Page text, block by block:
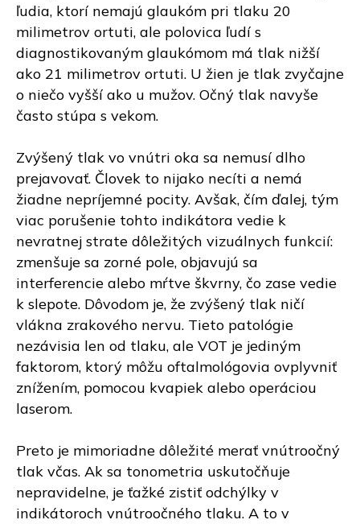
ľudia, ktorí nemajú glaukóm pri tlaku 20
milimetrov ortuti, ale polovica ľudí s
diagnostikovaným glaukómom má tlak nižší
ako 21 milimetrov ortuti. U žien je tlak zvyčajne
o niečo vyšší ako u mužov. Očný tlak navyše
často stúpa s vekom.
Zvýšený tlak vo vnútri oka sa nemusí dlho
prejavovať. Človek to nijako necíti a nemá
žiadne nepríjemné pocity. Avšak, čím ďalej, tým
viac porušenie tohto indikátora vedie k
nevratnej strate dôležitých vizuálnych funkcií:
zmenšuje sa zorné pole, objavujú sa
interferencie alebo mŕtve škvrny, čo zase vedie
k slepote. Dôvodom je, že zvýšený tlak ničí
vlákna zrakového nervu. Tieto patológie
nezávisia len od tlaku, ale VOT je jediným
faktorom, ktorý môžu oftalmológovia ovplyvniť
znížením, pomocou kvapiek alebo operáciou
laserom.
Preto je mimoriadne dôležité merať vnútroočný
tlak včas. Ak sa tonometria uskutočňuje
nepravidelne, je ťažké zistiť odchýlky v
indikátoroch vnútroočného tlaku. A to v